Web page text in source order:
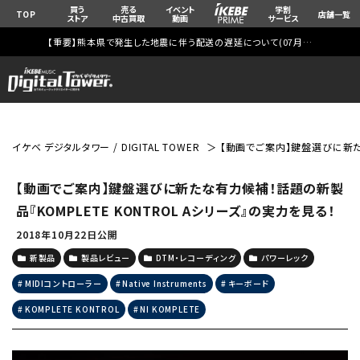
TOP 買う
ストア
売る
中古買取
イベント
動画
学割
サービス 店舗一覧
【重要】熊本県で発生した地震に伴う配送の遅延について(07月29日
イケベ デジタルタワー / DIGITAL TOWER 【動画でご案内】鍵盤選びに新
【動画でご案内】鍵盤選びに新たな有力候補！話題の新製
品『KOMPLETE KONTROL Aシリーズ』の実力を見る！
2018年10月22日公開
新製品 製品レビュー DTM・レコーディング パワーレック
MIDIコントローラー Native Instruments キーボード
KOMPLETE KONTROL NI KOMPLETE